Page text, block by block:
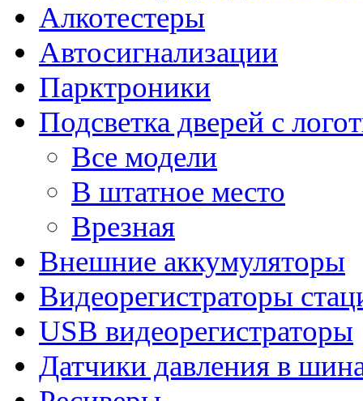
Алкотестеры
Автосигнализации
Парктроники
Подсветка дверей с
Все модели
В штатное место
Врезная
Внешние аккумуляторы
Видеорегистраторы
USB видеорегистраторы
Датчики давления в